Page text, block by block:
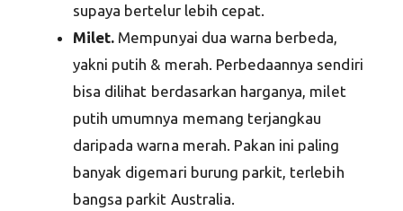
supaya bertelur lebih cepat.
Milet. Mempunyai dua warna berbeda,
yakni putih & merah. Perbedaannya sendiri
bisa dilihat berdasarkan harganya, milet
putih umumnya memang terjangkau
daripada warna merah. Pakan ini paling
banyak digemari burung parkit, terlebih
bangsa parkit Australia.